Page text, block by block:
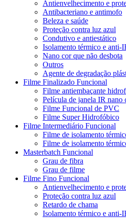
Antienvelhecimento e
Antibacteriano e antimofo
Beleza e saúde
Proteção contra luz azul
Condutivo e antiestático
Isolamento térmico e anti-
Nano cor que não desbota
Outros
Agente de degradação
Filme Finalizado Funcional
Filme antiembaçante
Película de janela IR nano
Filme Funcional de PVC
Filme Super Hidrofóbico
Filme Intermediário Funcional
Filme de isolamento
Filme de isolamento
Masterbatch Funcional
Grau de fibra
Grau de filme
Filme Fino Funcional
Antienvelhecimento e
Proteção contra luz azul
Retardo de chama
Isolamento térmico e anti-